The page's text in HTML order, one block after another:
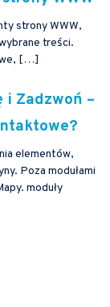
strony WWW,
treści.
[…]
i Zadzwoń –
elementów,
Poza modułami
moduły